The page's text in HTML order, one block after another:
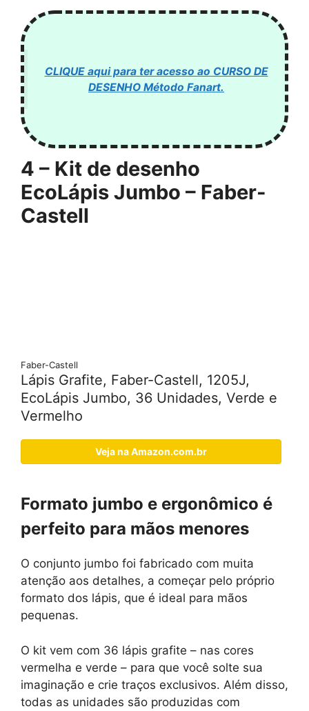
CLIQUE aqui para ter acesso ao CURSO DE
DESENHO Método Fanart.
4 – Kit de desenho
EcoLápis Jumbo – Faber-
Castell
Faber-Castell
Lápis Grafite, Faber-Castell, 1205J,
EcoLápis Jumbo, 36 Unidades, Verde e
Vermelho
Veja na Amazon.com.br
Formato jumbo e ergonômico é
perfeito para mãos menores
O conjunto jumbo foi fabricado com muita
atenção aos detalhes, a começar pelo próprio
formato dos lápis, que é ideal para mãos
pequenas.
O kit vem com 36 lápis grafite – nas cores
vermelha e verde – para que você solte sua
imaginação e crie traços exclusivos. Além disso,
todas as unidades são produzidas com